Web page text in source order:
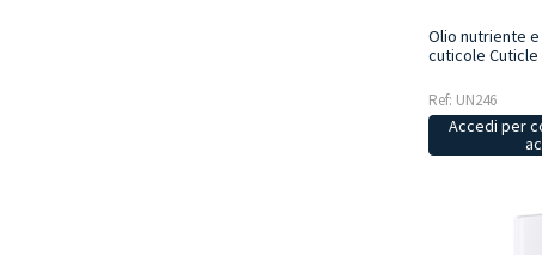
Olio nutriente
cuticole Cuticle
Ref: UN246
Accedi per